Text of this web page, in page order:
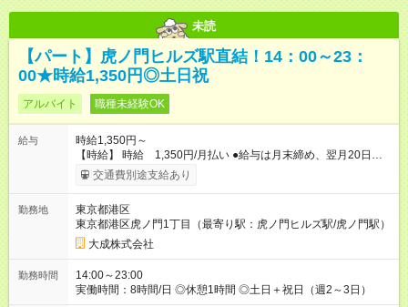
未読
【パート】虎ノ門ヒルズ駅直結！14：00～23：
00★時給1,350円◎土日祝
アルバイト 職種未経験OK
給与
時給1,350円～
【時給】 時給 1,350円/月払い ●給与は月末締め、翌月20日の
支払。 ●通勤手当は1ヶ月ごとに勤務日数に応じて実費精算。 ●
一番安いルートでの計算となります。 ※Ｗワークの方は、他社
象となります。 【試用期間】試用期間あり 試用期間の長さ：3
ヶ月 雇用形態、給与は本採用時と同じです。
交通費別途支給あり
勤務地
東京都港区
東京都港区虎ノ門1丁目（最寄り駅：虎ノ門ヒルズ駅/虎ノ門駅）
大成株式会社
勤務時間
14:00～23:00
実働時間：8時間/日 ◎休憩1時間 ◎土日＋祝日（週2～3日）